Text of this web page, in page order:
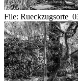
File: